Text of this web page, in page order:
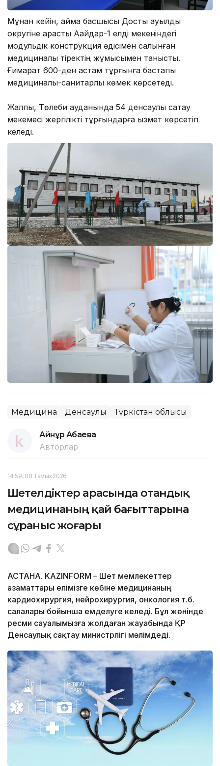
Мұнан кейін, аймақ басшысы Достық ауылдық
округіне қарасты Ақайдар-1 елді мекеніндегі
модульдік конструкция әдісімен салынған
медициналық тіректің жұмысымен танысты.
Ғимарат 600-ден астам тұрғынға бастапқы
медициналық-санитарлық көмек көрсетеді.
Жалпы, Төлеби ауданында 54 денсаулық сақтау
мекемесі жергілікті тұрғындарға қызмет көрсетіп
келеді.
Медицина Денсаулық Түркістан облысы
Айнұр Ақбаева
Авторлар
14:59, 08 Тамыз 2026
Шетелдіктер арасында отандық
медицинаның қай бағыттарына
сұраныс жоғары
АСТАНА. KAZINFORM – Шет мемлекеттер
азаматтары елімізге көбіне медицинаның
кардиохирургия, нейрохирургия, онкология т.б.
салалары бойынша емделуге келеді. Бұл жөнінде
ресми сауалымызға жолдаған жауабында ҚР
Денсаулық сақтау министрлігі мәлімдеді.